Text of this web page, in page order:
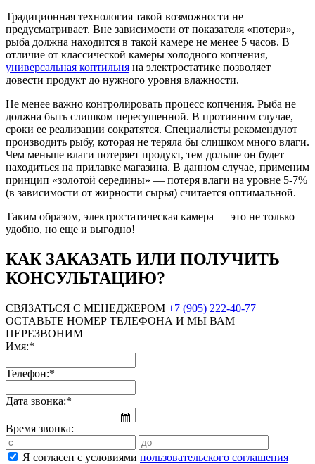
Традиционная технология такой возможности не
предусматривает. Вне зависимости от показателя «потери»,
рыба должна находится в такой камере не менее 5 часов. В
отличие от классической камеры холодного копчения,
универсальная коптильня на электростатике позволяет
довести продукт до нужного уровня влажности.
Не менее важно контролировать процесс копчения. Рыба не
должна быть слишком пересушенной. В противном случае,
сроки ее реализации сократятся. Специалисты рекомендуют
производить рыбу, которая не теряла бы слишком много влаги.
Чем меньше влаги потеряет продукт, тем дольше он будет
находиться на прилавке магазина. В данном случае, применим
принцип «золотой середины» — потеря влаги на уровне 5-7%
(в зависимости от жирности сырья) считается оптимальной.
Таким образом, электростатическая камера — это не только
удобно, но еще и выгодно!
КАК ЗАКАЗАТЬ ИЛИ ПОЛУЧИТЬ
КОНСУЛЬТАЦИЮ?
СВЯЗАТЬСЯ С МЕНЕДЖЕРОМ +7 (905) 222-40-77
ОСТАВЬТЕ НОМЕР ТЕЛЕФОНА И МЫ ВАМ
ПЕРЕЗВОНИМ
Имя:*
Телефон:*
Дата звонка:*
Время звонка:
Я согласен с условиями пользовательского соглашения